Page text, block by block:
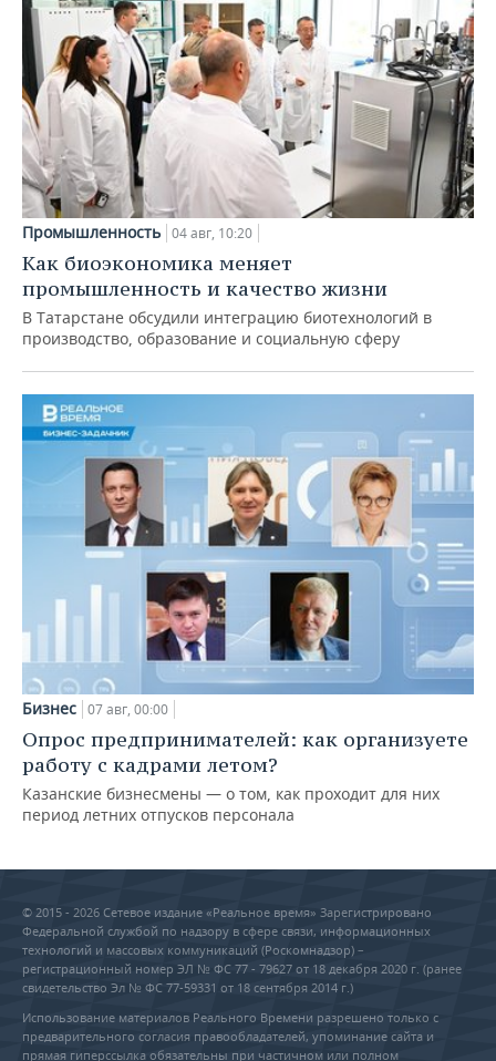
Промышленность 04 авг, 10:20
Как биоэкономика меняет
промышленность и качество жизни
В Татарстане обсудили интеграцию биотехнологий в
производство, образование и социальную сферу
Бизнес 07 авг, 00:00
Опрос предпринимателей: как организуете
работу с кадрами летом?
Казанские бизнесмены — о том, как проходит для них
период летних отпусков персонала
© 2015 - 2026 Сетевое издание «Реальное время» Зарегистрировано
Федеральной службой по надзору в сфере связи, информационных
технологий и массовых коммуникаций (Роскомнадзор) –
регистрационный номер ЭЛ № ФС 77 - 79627 от 18 декабря 2020 г. (ранее
свидетельство Эл № ФС 77-59331 от 18 сентября 2014 г.)
Использование материалов Реального Времени разрешено только с
предварительного согласия правообладателей, упоминание сайта и
прямая гиперссылка обязательны при частичном или полном